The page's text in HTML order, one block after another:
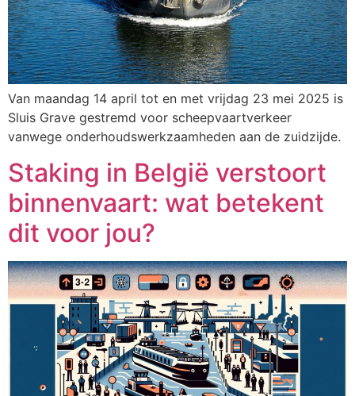
Van maandag 14 april tot en met vrijdag 23 mei 2025 is
Sluis Grave gestremd voor scheepvaartverkeer
vanwege onderhoudswerkzaamheden aan de zuidzijde.
Staking in België verstoort
binnenvaart: wat betekent
dit voor jou?